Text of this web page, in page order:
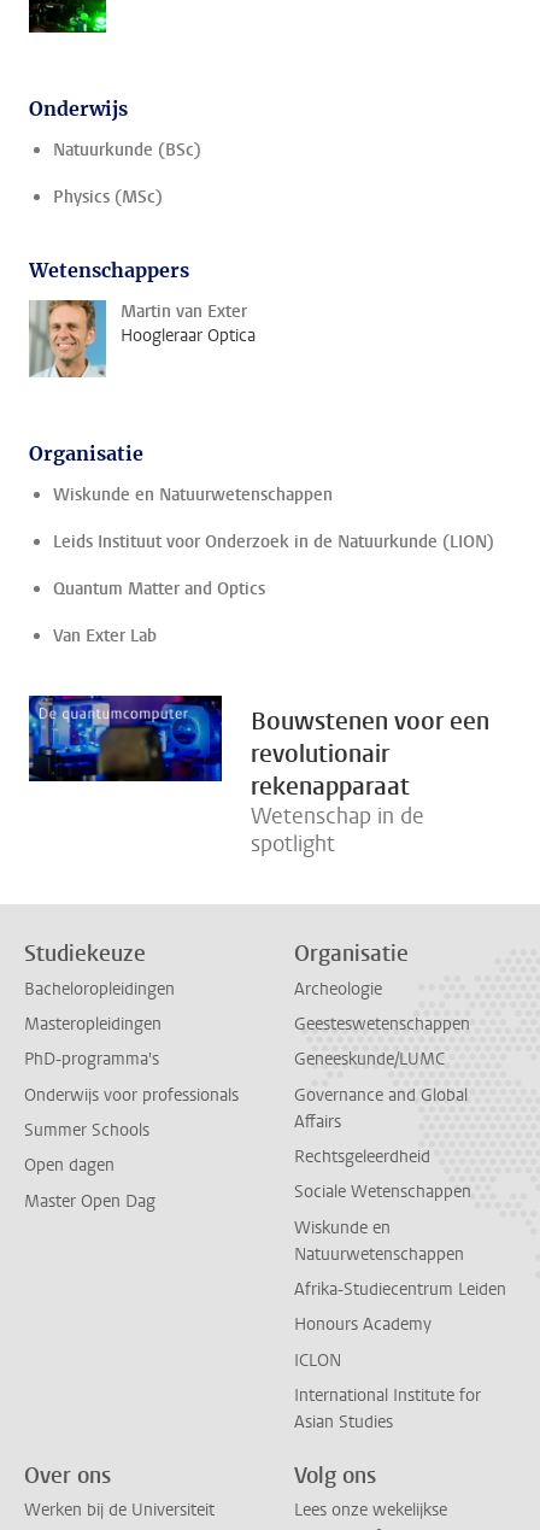
Onderwijs
Natuurkunde (BSc)
Physics (MSc)
Wetenschappers
Martin van Exter
Hoogleraar Optica
Organisatie
Wiskunde en Natuurwetenschappen
Leids Instituut voor Onderzoek in de Natuurkunde (LION)
Quantum Matter and Optics
Van Exter Lab
Bouwstenen voor een
revolutionair
rekenapparaat
Wetenschap in de
spotlight
Studiekeuze
Bacheloropleidingen
Masteropleidingen
PhD-programma's
Onderwijs voor professionals
Summer Schools
Open dagen
Master Open Dag
Organisatie
Archeologie
Geesteswetenschappen
Geneeskunde/LUMC
Governance and Global
Affairs
Rechtsgeleerdheid
Sociale Wetenschappen
Wiskunde en
Natuurwetenschappen
Afrika-Studiecentrum Leiden
Honours Academy
ICLON
International Institute for
Asian Studies
Over ons
Werken bij de Universiteit
Volg ons
Lees onze wekelijkse